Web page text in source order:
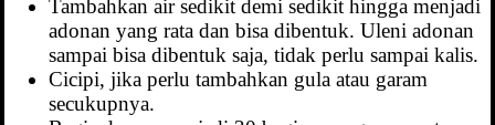
Tambahkan air sedikit demi sedikit hingga menjadi
adonan yang rata dan bisa dibentuk. Uleni adonan
sampai bisa dibentuk saja, tidak perlu sampai kalis.
Cicipi, jika perlu tambahkan gula atau garam
secukupnya.